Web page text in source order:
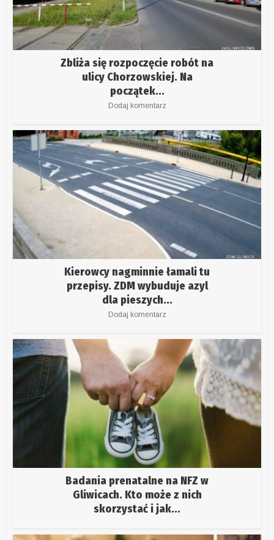
Zbliża się rozpoczęcie robót na
ulicy Chorzowskiej. Na
początek...
Dodaj komentarz
Kierowcy nagminnie łamali tu
przepisy. ZDM wybuduje azyl
dla pieszych...
Dodaj komentarz
Badania prenatalne na NFZ w
Gliwicach. Kto może z nich
skorzystać i jak...